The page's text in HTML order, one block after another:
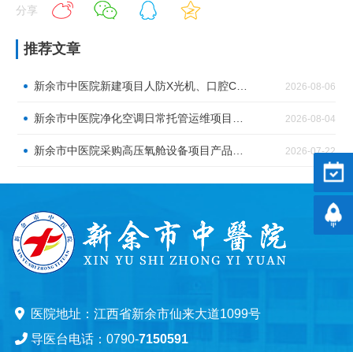
分享
推荐文章
新余市中医院新建项目人防X光机、口腔CT、直线加速器机房射线防护工程流标公告（第五次） 2026-08-06
2026-08-04
2026-07-22
医院地址：江西省新余市仙来大道1099号
导医台电话：0790-7150591
预约
返回